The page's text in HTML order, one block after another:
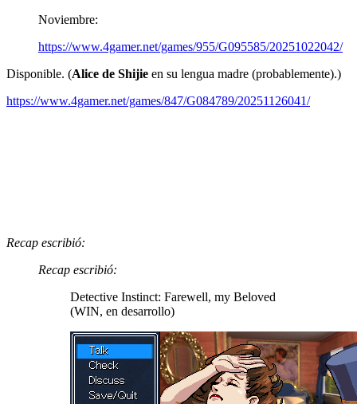
Noviembre:
https://www.4gamer.net/games/955/G095585/20251022042/
Disponible. (Alice de Shijie en su lengua madre (probablemente).)
https://www.4gamer.net/games/847/G084789/20251126041/
Recap escribió:
Recap escribió:
Detective Instinct: Farewell, my Beloved
(WIN, en desarrollo)